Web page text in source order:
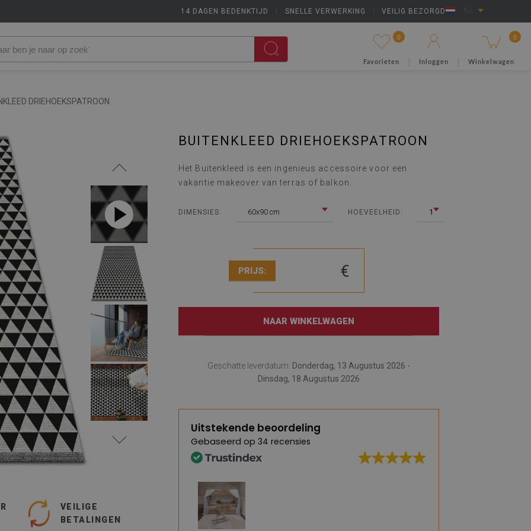
14 DAGEN BEDENKTIJD SNELLE VERWERKING VEILIG BEZORGD NL
0
Favorieten Inloggen
0
Winkelwagen
DRIEHOEKSPATROON
VEILIGE
BETALINGEN
BUITENKLEED DRIEHOEKSPATROON
Het Buitenkleed is een ingenieus accessoire voor een
vakantie makeover van terras of balkon.
DIMENSIES: 60x90 cm HOEVEELHEID: 1
PRIJS: €
NAAR WINKELWAGEN
Geschatte leverdatum: Donderdag, 13 Augustus 2026 -
Dinsdag, 18 Augustus 2026
Uitstekende beoordeling
Gebaseerd op 34 recensies